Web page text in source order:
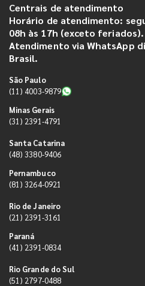
Centrais de atendimento
Horário de atendimento:
08h às 17h (exceto feriados).
Atendimento via WhatsApp
Brasil.
São Paulo
(11) 4003-9879
Minas Gerais
(31) 2391-4791
Santa Catarina
(48) 3380-9406
Pernambuco
(81) 3264-0921
Rio de Janeiro
(21) 2391-3161
Paraná
(41) 2391-0834
Rio Grande do Sul
(51) 2797-0488